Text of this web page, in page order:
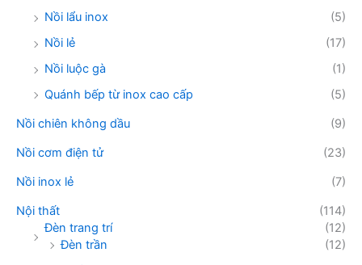
Nồi lẩu inox
(5)
Nồi lẻ
(17)
Nồi luộc gà
(1)
Quánh bếp từ inox cao cấp
(5)
Nồi chiên không dầu
(9)
Nồi cơm điện tử
(23)
Nồi inox lẻ
(7)
Nội thất
(114)
Đèn trang trí
(12)
Đèn trần
(12)